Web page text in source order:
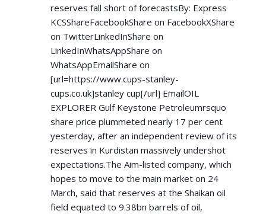
reserves fall short of forecastsBy: Express
KCSShareFacebookShare on FacebookXShare
on TwitterLinkedInShare on
LinkedInWhatsAppShare on
WhatsAppEmailShare on
[url=https://www.cups-stanley-
cups.co.uk]stanley cup[/url] EmailOIL
EXPLORER Gulf Keystone Petroleumrsquo
share price plummeted nearly 17 per cent
yesterday, after an independent review of its
reserves in Kurdistan massively undershot
expectations.The Aim-listed company, which
hopes to move to the main market on 24
March, said that reserves at the Shaikan oil
field equated to 9.38bn barrels of oil,